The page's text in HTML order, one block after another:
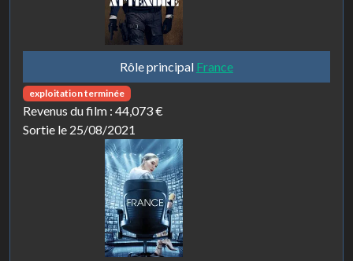
Rôle principal France
exploitation terminée
Revenus du film : 44,073 €
Sortie le 25/08/2021